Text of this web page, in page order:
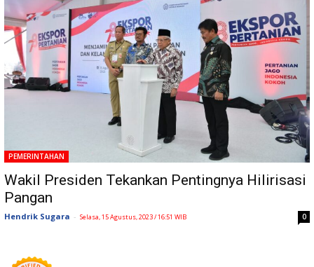
PEMERINTAHAN
Wakil Presiden Tekankan Pentingnya Hilirisasi
Pangan
Hendrik Sugara - Selasa, 15 Agustus, 2023 / 16:51 WIB 0